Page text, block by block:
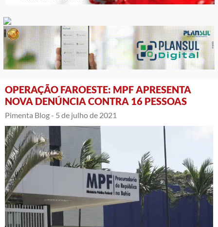
OPERAÇÃO FAROESTE: MPF APRESENTA
NOVA DENÚNCIA CONTRA 16 PESSOAS
Pimenta Blog - 5 de julho de 2021